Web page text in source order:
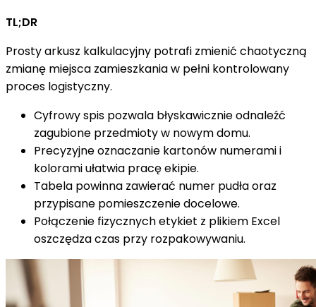
TL;DR
Prosty arkusz kalkulacyjny potrafi zmienić chaotyczną
zmianę miejsca zamieszkania w pełni kontrolowany
proces logistyczny.
Cyfrowy spis pozwala błyskawicznie odnaleźć
zagubione przedmioty w nowym domu.
Precyzyjne oznaczanie kartonów numerami i
kolorami ułatwia pracę ekipie.
Tabela powinna zawierać numer pudła oraz
przypisane pomieszczenie docelowe.
Połączenie fizycznych etykiet z plikiem Excel
oszczędza czas przy rozpakowywaniu.